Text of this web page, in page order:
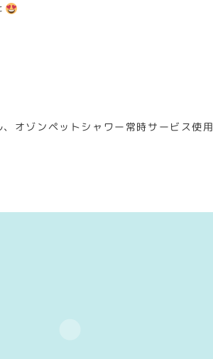
オゾンペットシャワー常時サービス使用